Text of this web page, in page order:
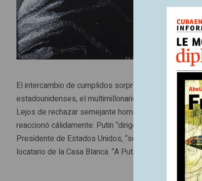
El intercambio de cumplidos sorprendió. El 17 de
estadounidenses, el multimillonario neoyorquino
Lejos de rechazar semejante homenaje, que podría
reaccionó cálidamente: Putin “dirige a su país en
Presidente de Estados Unidos, “se llevaría bien con
locatario de la Casa Blanca. “A Putin no le gusta nada